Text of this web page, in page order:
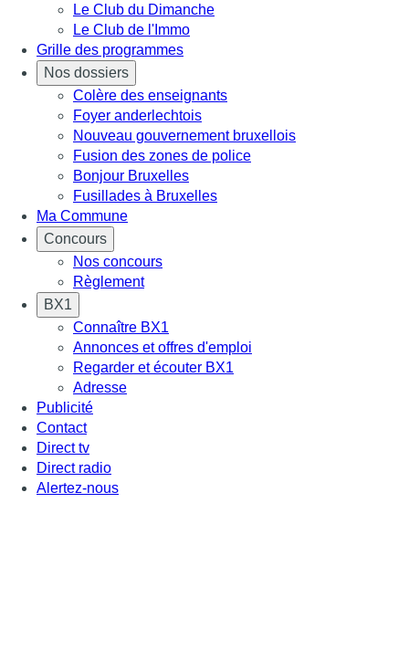
Le Club du Dimanche
Le Club de l'Immo
Grille des programmes
Nos dossiers
Colère des enseignants
Foyer anderlechtois
Nouveau gouvernement bruxellois
Fusion des zones de police
Bonjour Bruxelles
Fusillades à Bruxelles
Ma Commune
Concours
Nos concours
Règlement
BX1
Connaître BX1
Annonces et offres d'emploi
Regarder et écouter BX1
Adresse
Publicité
Contact
Direct tv
Direct radio
Alertez-nous